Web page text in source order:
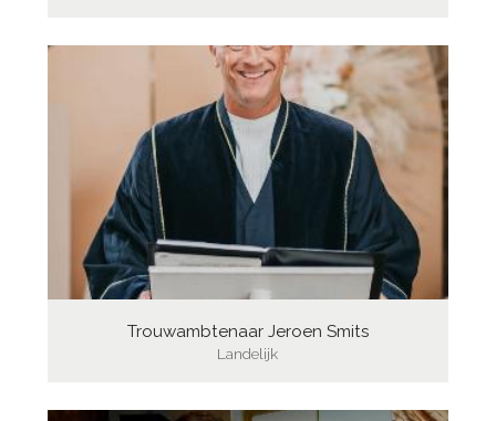
Trouwambtenaar Jeroen Smits
Landelijk